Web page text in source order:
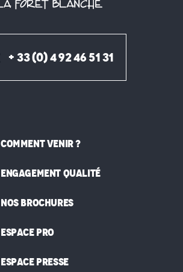
+ 33 (0) 4 92 46 51 31
COMMENT VENIR ?
ENGAGEMENT QUALITÉ
NOS BROCHURES
ESPACE PRO
ESPACE PRESSE